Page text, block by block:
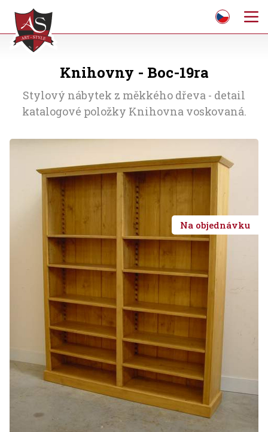
Knihovny - Boc-19ra
Stylový nábytek z měkkého dřeva - detail
katalogové položky Knihovna voskovaná.
Na objednávku